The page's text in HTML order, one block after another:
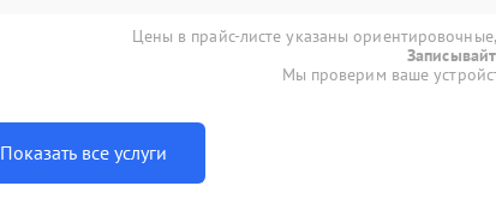
Цены в прайс-листе указаны
Мы проверим ваше
Показать все услуги